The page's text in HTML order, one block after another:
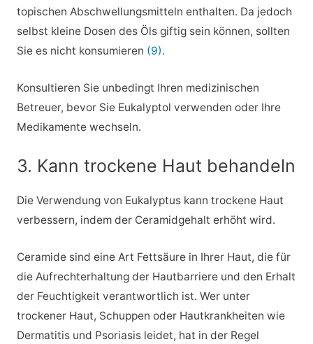
topischen Abschwellungsmitteln enthalten. Da jedoch
selbst kleine Dosen des Öls giftig sein können, sollten
Sie es nicht konsumieren (9).
Konsultieren Sie unbedingt Ihren medizinischen
Betreuer, bevor Sie Eukalyptol verwenden oder Ihre
Medikamente wechseln.
3. Kann trockene Haut behandeln
Die Verwendung von Eukalyptus kann trockene Haut
verbessern, indem der Ceramidgehalt erhöht wird.
Ceramide sind eine Art Fettsäure in Ihrer Haut, die für
die Aufrechterhaltung der Hautbarriere und den Erhalt
der Feuchtigkeit verantwortlich ist. Wer unter
trockener Haut, Schuppen oder Hautkrankheiten wie
Dermatitis und Psoriasis leidet, hat in der Regel